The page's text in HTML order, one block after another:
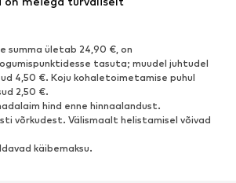
summa ületab 24,90 €, on
tasuta; muudel juhtudel
4,50 €. Koju kohaletoimetamise puhul
2,50 €.
hind enne hinnaalandust.
võrkudest. Välismaalt helistamisel võivad
käibemaksu.